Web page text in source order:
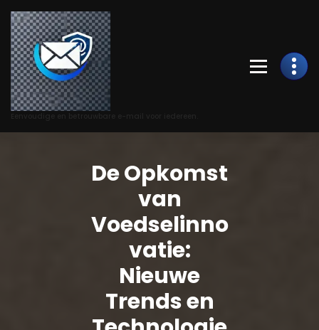
Skip
to
Content
De Opkomst
van
Voedselinno
vatie:
Nieuwe
Trends en